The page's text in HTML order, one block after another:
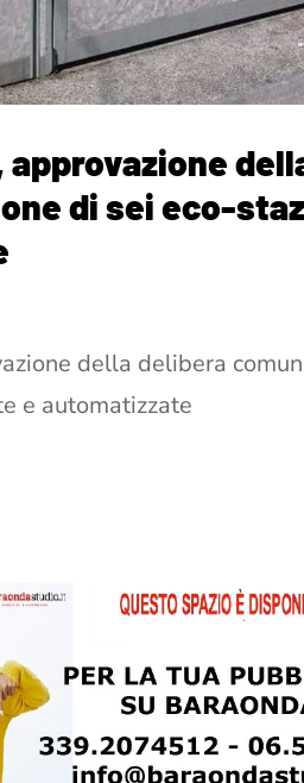
di sei eco-
della delibera
e automatizzate